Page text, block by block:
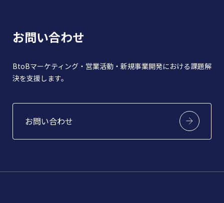
お問い合わせ
BtoBマーケティング・営業活動・新規事業開発における課題解
決を支援します。
お問い合わせ